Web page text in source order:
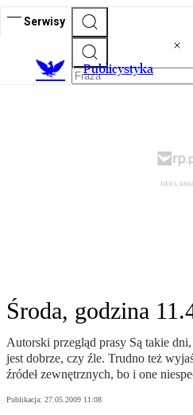
Serwisy
Publicystyka
Środa, godzina
Autorski przegląd prasy Są takie
jest dobrze, czy źle. Trudno też
źródeł zewnętrznych, bo i one
Publikacja: 27.05.2009 11:08